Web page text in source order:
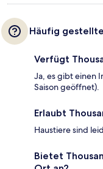
Häufig
Verfügt
Ja, es gibt einen
Saison geöffnet).
Erlaubt
Haustiere sind
Bietet